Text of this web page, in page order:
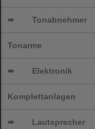
➨ Tonabnehmer
Tonarme
➨ Elektronik
Komplettanlagen
➨ Lautsprecher